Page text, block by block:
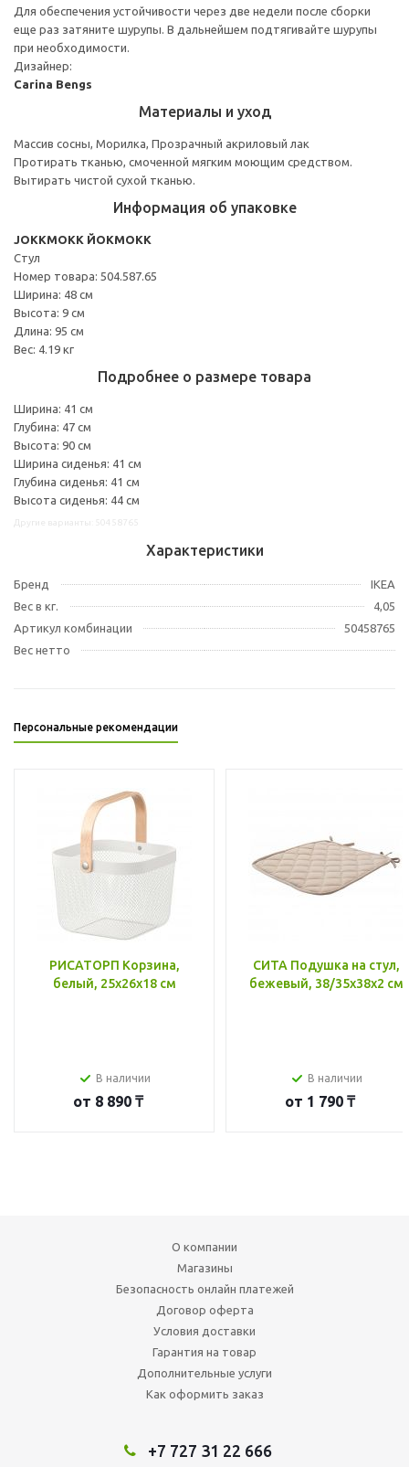
Для обеспечения устойчивости через две недели после сборки
еще раз затяните шурупы. В дальнейшем подтягивайте шурупы
при необходимости.
Дизайнер:
Carina Bengs
Материалы и уход
Массив сосны, Морилка, Прозрачный акриловый лак
Протирать тканью, смоченной мягким моющим средством.
Вытирать чистой сухой тканью.
Информация об упаковке
JOKKMOKK ЙОКМОКК
Стул
Номер товара: 504.587.65
Ширина: 48 см
Высота: 9 см
Длина: 95 см
Вес: 4.19 кг
Подробнее о размере товара
Ширина: 41 см
Глубина: 47 см
Высота: 90 см
Ширина сиденья: 41 см
Глубина сиденья: 41 см
Высота сиденья: 44 см
Характеристики
Бренд
IKEA
Вес в кг.
4,05
Артикул комбинации
50458765
Вес нетто
Персональные рекомендации
РИСАТОРП Корзина,
белый, 25x26x18 см
В наличии
от 8 890 ₸
СИТА Подушка на стул,
бежевый, 38/35x38x2 см
В наличии
от 1 790 ₸
О компании
Магазины
Безопасность онлайн платежей
Договор оферта
Условия доставки
Гарантия на товар
Дополнительные услуги
Как оформить заказ
+7 727 31 22 666